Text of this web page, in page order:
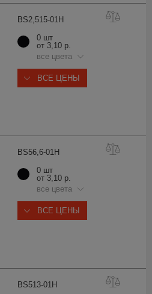
BS2,515-01H
0 шт
от 3,10 р.
все цвета
ВСЕ ЦЕНЫ
BS56,6-01H
0 шт
от 3,10 р.
все цвета
ВСЕ ЦЕНЫ
BS513-01H